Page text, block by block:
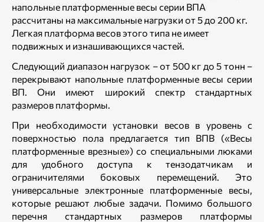
напольные платформенные весы серии ВПА
рассчитаны на максимальные нагрузки от 5 до 200 кг.
Легкая платформа весов этого типа не имеет
подвижных и изнашивающихся частей.
Следующий диапазон нагрузок – от 500 кг до 5 тонн –
перекрывают напольные платформенные весы серии
ВП. Они имеют широкий спектр стандартных
размеров платформы.
При необходимости установки весов в уровень с
поверхностью пола предлагается тип ВПВ («Весы
платформенные врезные») со специальными люками
для удобного доступа к тензодатчикам и
ограничителями боковых перемещений. Это
универсальные электронные платформенные весы,
которые решают любые задачи. Помимо большого
перечня стандартных размеров платформы